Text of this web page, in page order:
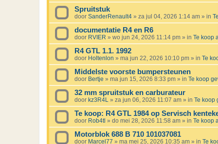
Spruitstuk
door SanderRenault4 » za jul 04, 2026 1:14 am » in
documentatie R4 en R6
door RVIER » wo jun 24, 2026 11:14 pm » in Te koop
R4 GTL 1.1. 1992
door Holtenlon » ma jun 22, 2026 10:10 pm » in Te
Middelste voorste bumpersteunen
door Bertje » ma jun 15, 2026 8:33 pm » in Te koop
32 mm spruitstuk en carburateur
door kz3R4L » za jun 06, 2026 11:07 am » in Te koop
Te koop: R4 GTL 1984 op Servisch
door Rob4tl » do mei 28, 2026 11:58 am » in Te koop
Motorblok 688 B 710 101037081
door Marcel77 » ma mei 25, 2026 10:35 am » in Te